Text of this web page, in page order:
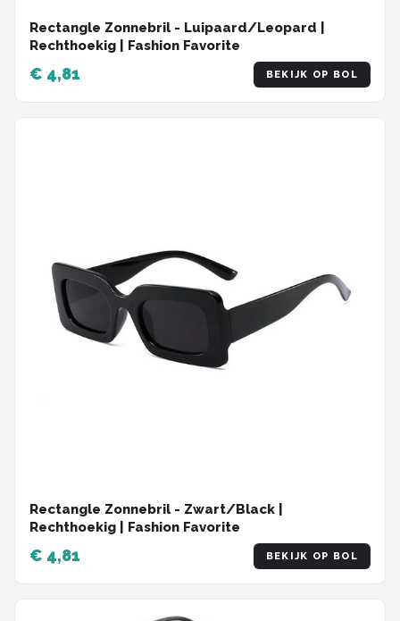
Rectangle Zonnebril - Luipaard/Leopard |
Rechthoekig | Fashion Favorite
€ 4,81 BEKIJK OP BOL
Rectangle Zonnebril - Zwart/Black |
Rechthoekig | Fashion Favorite
€ 4,81 BEKIJK OP BOL